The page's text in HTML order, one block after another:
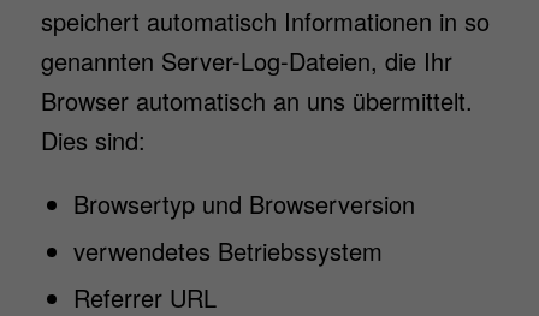
speichert automatisch Informationen in so
genannten Server-Log-Dateien, die Ihr
Browser automatisch an uns übermittelt.
Dies sind:
Browsertyp und Browserversion
verwendetes Betriebssystem
Referrer URL